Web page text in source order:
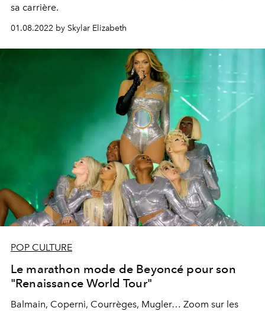
sa carrière.
01.08.2022 by Skylar Elizabeth
POP CULTURE
Le marathon mode de Beyoncé pour son
"Renaissance World Tour"
Balmain, Coperni, Courrèges, Mugler… Zoom sur les